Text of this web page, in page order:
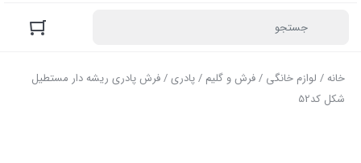
خانه/ لوازم خانگی /فرش و گلیم /پادری/ فرش پادری ریشه دار مستطیل
شکل کد52